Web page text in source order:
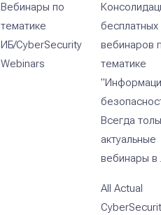
Вебинары по
тематике
ИБ/CyberSecurity
Webinars
бесплатных
вебинаров
тематике
Всегда
актуальные
вебинары в
All Actual